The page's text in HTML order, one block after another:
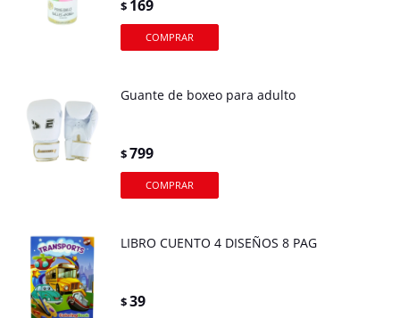
$ 169
Guante de boxeo para adulto
$799
LIBRO CUENTO 4 DISEÑOS 8 PAG
$39